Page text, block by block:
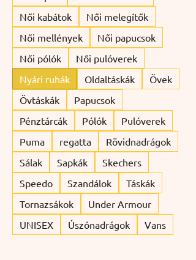
Női kabátok
Női melegítők
Női mellények
Női papucsok
Női pólók
Női pulóverek
Nyári ruhák
Oldaltáskák
Övek
Övtáskák
Papucsok
Pénztárcák
Pólók
Pulóverek
Puma
regatta
Rövidnadrágok
Sálak
Sapkák
Skechers
Speedo
Szandálok
Táskák
Tornazsákok
Under Armour
UNISEX
Úszónadrágok Vans